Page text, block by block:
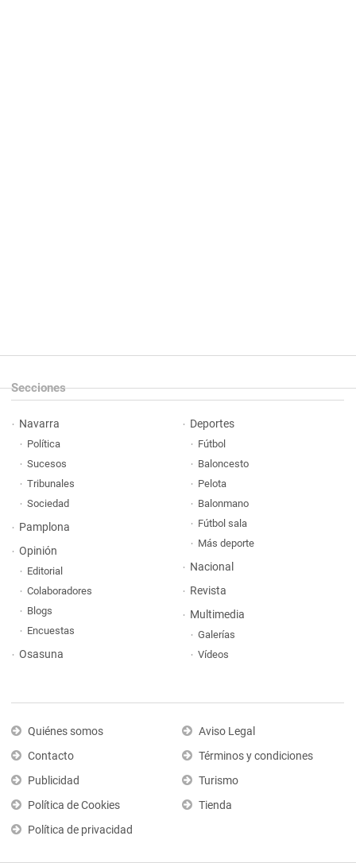
Secciones
Navarra
Política
Sucesos
Tribunales
Sociedad
Pamplona
Opinión
Editorial
Colaboradores
Blogs
Encuestas
Osasuna
Deportes
Fútbol
Baloncesto
Pelota
Balonmano
Fútbol sala
Más deporte
Nacional
Revista
Multimedia
Galerías
Vídeos
Quiénes somos
Contacto
Publicidad
Política de Cookies
Política de privacidad
Aviso Legal
Términos y condiciones
Turismo
Tienda